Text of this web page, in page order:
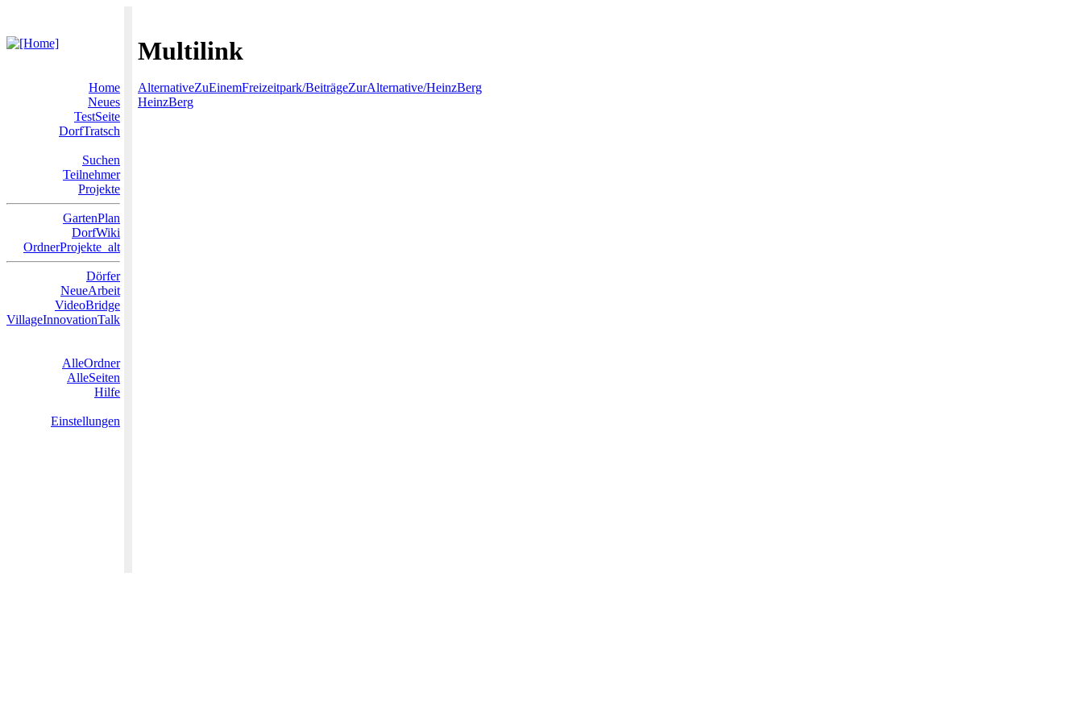
Multilink
Home
Neues
TestSeite
DorfTratsch
Suchen
Teilnehmer
Projekte
GartenPlan
DorfWiki
OrdnerProjekte_alt
Dörfer
NeueArbeit
VideoBridge
VillageInnovationTalk
AlleOrdner
AlleSeiten
Hilfe
Einstellungen
AlternativeZuEinemFreizeitpark/BeiträgeZurAlternative/HeinzBerg
HeinzBerg